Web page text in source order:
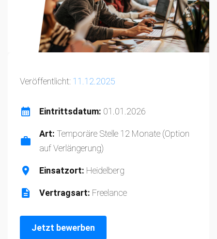
Veröffentlicht: 11.12.2025
Eintrittsdatum: 01.01.2026
Art: Temporäre Stelle 12 Monate (Option
auf Verlängerung)
Einsatzort: Heidelberg
Vertragsart: Freelance
Jetzt bewerben